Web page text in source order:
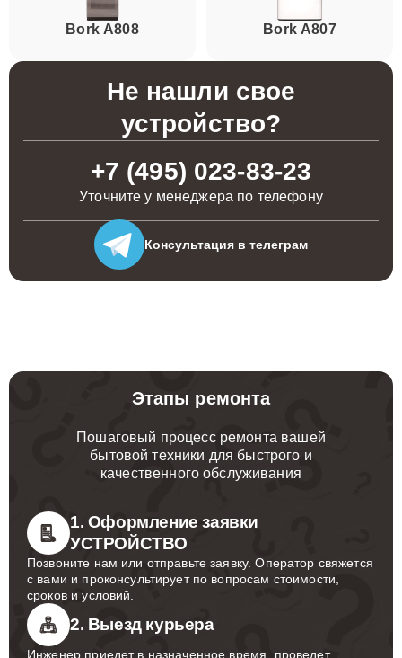
Bork А808 Bork А807
Не нашли свое
устройство?
+7 (495) 023-83-23
Уточните у менеджера по телефону
Консультация в телеграм
Этапы ремонта
Пошаговый процесс ремонта вашей
бытовой техники для быстрого и
качественного обслуживания
1. Оформление заявки
УСТРОЙСТВО
Позвоните нам или отправьте заявку. Оператор свяжется
с вами и проконсультирует по вопросам стоимости,
сроков и условий.
2. Выезд курьера
Инженер приедет в назначенное время, проведет